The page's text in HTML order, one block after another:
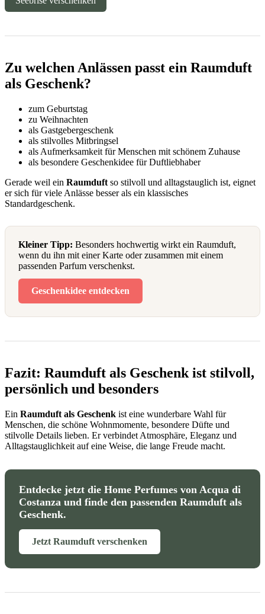
Zu welchen Anlässen passt ein Raumduft
als Geschenk?
zum Geburtstag
zu Weihnachten
als Gastgebergeschenk
als stilvolles Mitbringsel
als Aufmerksamkeit für Menschen mit schönem Zuhause
als besondere Geschenkidee für Duftliebhaber
Gerade weil ein Raumduft so stilvoll und alltagstauglich ist, eignet
er sich für viele Anlässe besser als ein klassisches
Standardgeschenk.
Kleiner Tipp: Besonders hochwertig wirkt ein Raumduft,
wenn du ihn mit einer Karte oder zusammen mit einem
passenden Parfum verschenkst.
Geschenkidee entdecken
Fazit: Raumduft als Geschenk ist stilvoll,
persönlich und besonders
Ein Raumduft als Geschenk ist eine wunderbare Wahl für
Menschen, die schöne Wohnmomente, besondere Düfte und
stilvolle Details lieben. Er verbindet Atmosphäre, Eleganz und
Alltagstauglichkeit auf eine Weise, die lange Freude macht.
Entdecke jetzt die Home Perfumes von Acqua di
Costanza und finde den passenden Raumduft als
Geschenk.
Jetzt Raumduft verschenken